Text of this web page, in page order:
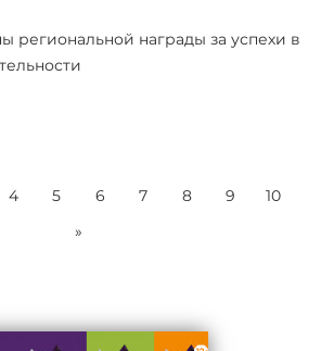
региональной награды за успехи в
4 5 6 7 8 9
10
»